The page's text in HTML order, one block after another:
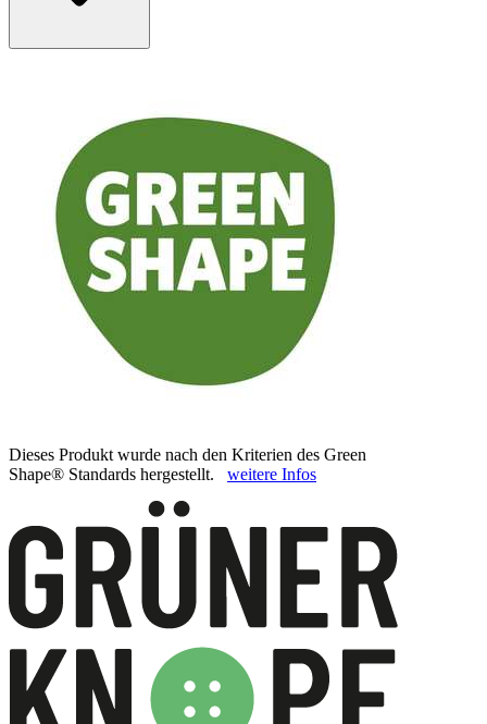
Dieses Produkt wurde nach den Kriterien des Green
Shape® Standards hergestellt. weitere Infos